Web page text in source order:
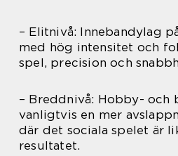
– Elitnivå: Innebandylag
med hög intensitet och
spel, precision och
– Breddnivå: Hobby-
vanligtvis en mer
där det sociala spelet är
resultatet.